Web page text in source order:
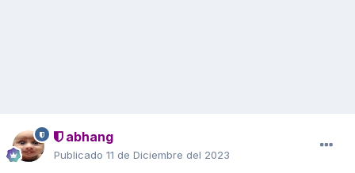
abhang
Publicado 11 de Diciembre del 2023